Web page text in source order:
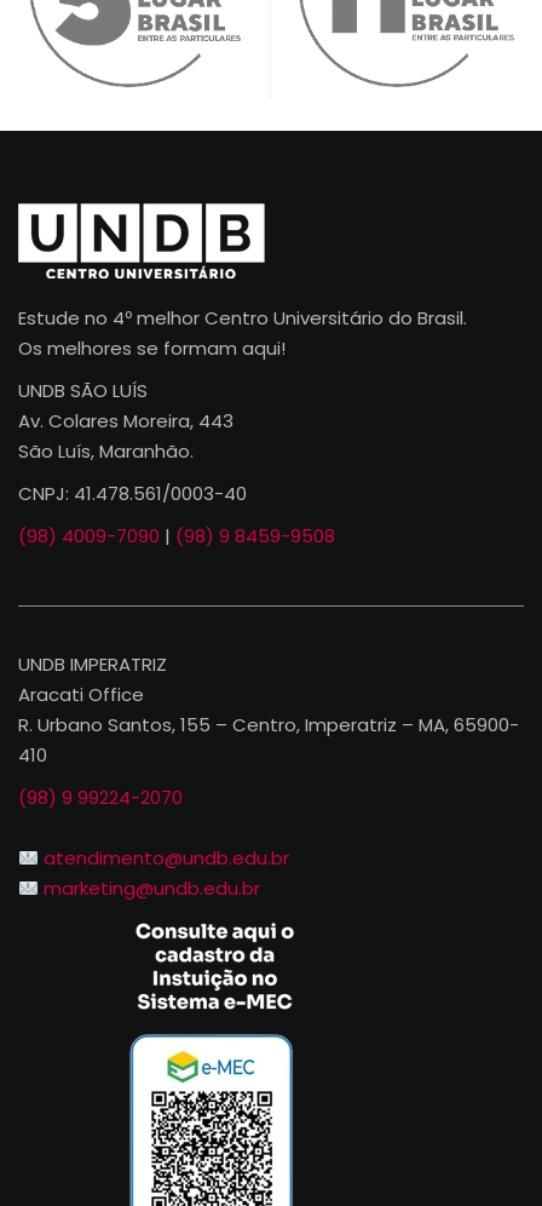
Estude no 4º melhor Centro Universitário do Brasil.
Os melhores se formam aqui!
UNDB SÃO LUÍS
Av. Colares Moreira, 443
São Luís, Maranhão.
CNPJ: 41.478.561/0003-40
(98) 4009-7090 | (98) 9 8459-9508
UNDB IMPERATRIZ
Aracati Office
R. Urbano Santos, 155 – Centro, Imperatriz – MA, 65900-
410
(98) 9 99224-2070
atendimento@undb.edu.br
marketing@undb.edu.br